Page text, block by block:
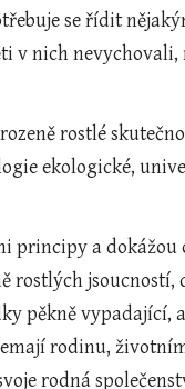
se řídit
v nich nevychovali,
rostlé
ekologické,
principy a dokážou
rostlých jsoucností,
pěkně vypadající,
rodinu,
rodná